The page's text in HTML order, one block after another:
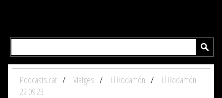
Podcasts.cat Viatges El Rodamón
El Rodamón
22 09 23